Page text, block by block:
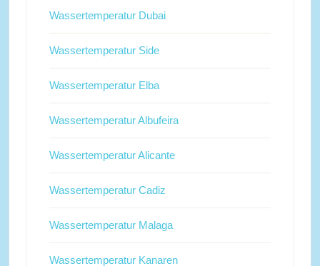
Wassertemperatur Dubai
Wassertemperatur Side
Wassertemperatur Elba
Wassertemperatur Albufeira
Wassertemperatur Alicante
Wassertemperatur Cadiz
Wassertemperatur Malaga
Wassertemperatur Kanaren